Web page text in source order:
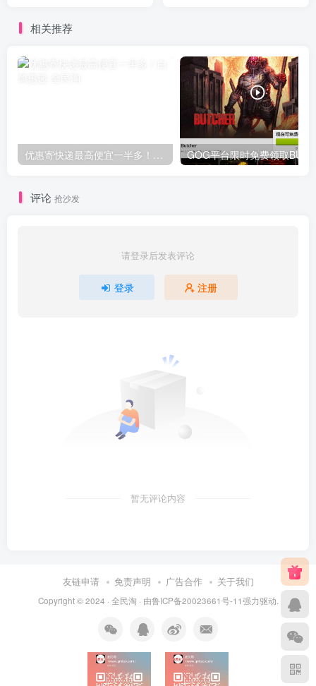
相关推荐
优惠寄快递最高便宜一半多！白鸽惠递
评论 抢沙发
请登录后发表评论
登录 注册
暂无评论内容
友链申请 免责声明 广告合作 关于我们
Copyright © 2024 · 全民淘 · 由鲁ICP备20023661号-11强力驱动.